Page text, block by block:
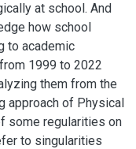
at school. And
how school
to academic
1999 to 2022
them from the
approach of Physical
some regularities on
to singularities